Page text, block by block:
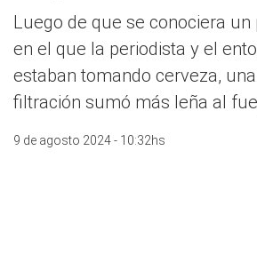
Luego de que se conociera
en el que la periodista y el
estaban tomando cerveza,
filtración sumó más leña al
9 de agosto 2024 - 10:32hs